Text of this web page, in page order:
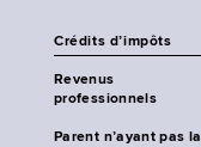
Crédits d’impôts
Revenus
professionnels
Parent n’ayant pas la